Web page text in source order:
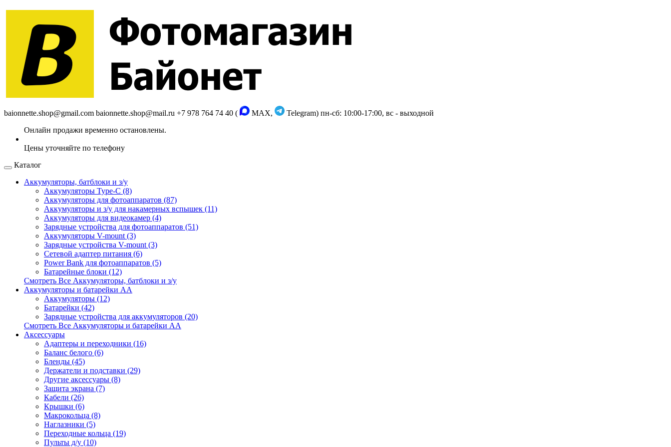
baionnette.shop@gmail.com baionnette.shop@mail.ru +7 978 764 74 40 ( MAX, Telegram) пн-сб: 10:00-17:00, вс - выходной
Каталог
Аккумуляторы, батблоки и з/у
Аккумуляторы Type-C (8)
Аккумуляторы для фотоаппаратов (87)
Аккумуляторы и з/у для накамерных вспышек (11)
Аккумуляторы для видеокамер (4)
Зарядные устройства для фотоаппаратов (51)
Аккумуляторы V-mount (3)
Зарядные устройства V-mount (3)
Сетевой адаптер питания (6)
Power Bank для фотоаппаратов (5)
Батарейные блоки (12)
Смотреть Все Аккумуляторы, батблоки и з/у
Аккумуляторы и батарейки AA
Аккумуляторы (12)
Батарейки (42)
Зарядные устройства для аккумуляторов (20)
Смотреть Все Аккумуляторы и батарейки AA
Аксессуары
Адаптеры и переходники (16)
Баланс белого (6)
Бленды (45)
Держатели и подставки (29)
Другие аксессуары (8)
Защита экрана (7)
Кабели (26)
Крышки (6)
Макрокольца (8)
Наглазники (5)
Переходные кольца (19)
Пульты д/у (10)